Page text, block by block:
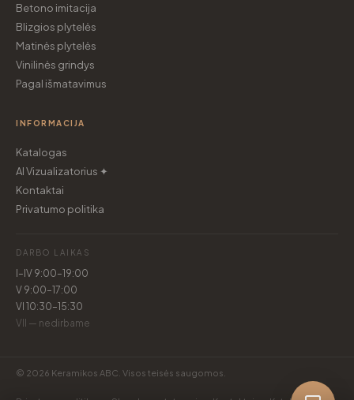
Betono imitacija
Blizgios plytelės
Matinės plytelės
Vinilinės grindys
Pagal išmatavimus
INFORMACIJA
Katalogas
AI Vizualizatorius ✦
Kontaktai
Privatumo politika
DARBO LAIKAS
I–IV 9:00–19:00
V 9:00–17:00
VI 10:30–15:30
VII — nedirbame
© 2026 Keramikos ABC. Visos teisės saugomos.